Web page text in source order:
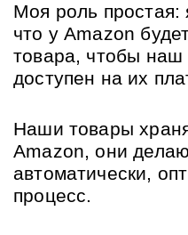
Моя роль простая:
что у Amazon
товара, чтобы наш
доступен на их
Наши товары
Amazon, они
автоматически,
процесс.